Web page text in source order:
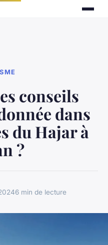
conseils
dans
du Hajar à
?
6 min de lecture